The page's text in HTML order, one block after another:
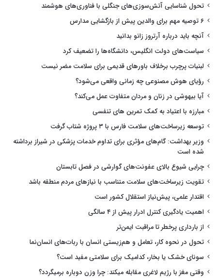
تحول شناسایی آتش‌سوزی‌های جنگلی با فناوری‌های هوشمند
۶ توصیه مهم برای والدین پیش از بازگشایی مدارس
آنچه باید درباره آرتروز زانو بدانید
سیاست‌های دولت انگلیس، دانشگاه‌ها را تضعیف کرد
لبنیات پرچرب برخلاف باورهای قدیمی برای سلامت مضر نیست
رؤیای هوش مصنوعی چه زمانی واقعی می‌شود؟
آیا بیهوشی در زنان و مردان متفاوت عمل می‌کند؟
مبارزه با اعتیاد به کمک تمرین های تنفسی
توسعه زیرساخت‌های سلامت فارس با ۳ پروژه شتاب گرفت
وزیر بهداشت: گام‌های مؤثری برای تداوم خدمات پزشکی در شیراز برداشته
شده است
چرایی شیوع بالای عفونت‌های گوارشی در فصل تابستان
تقویت زیرساخت‌های سلامت متناسب با نیازهای مردم منطقه باشد
اقتدار علمی، پیش‌نیاز استقلال کشور است
اهمیت یادگیری کنترل ادرار پیش از ۴ سالگی
از بارداری پرخطر تا مراقبت ایمن‌تر
تحول در نحوه کار، تعامل و هم‌زیستی انسان با ربات‌های انسان‌نما
سونای خشک یا بخار، کدامیک برای سلامتی مفید است؟
وقتی مغز با رژیم لاغری مقابله میکند: چرا وزن دوباره برمیگردد؟